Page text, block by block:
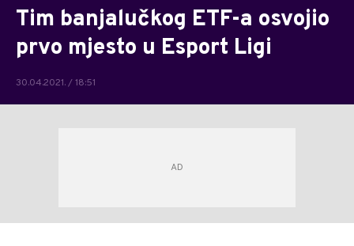
Tim banjalučkog ETF-a osvojio
prvo mjesto u Esport Ligi
30.04.2021. / 18:51